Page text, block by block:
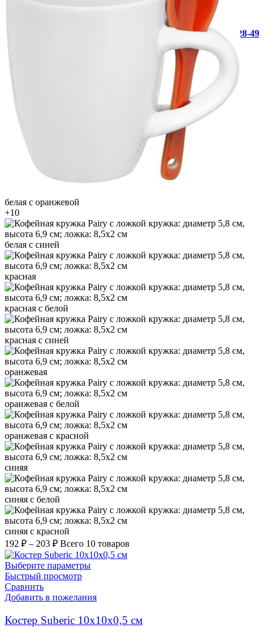
+7 (812) 946-28-49
белая с оранжевой
+10
белая с синей
красная
красная с белой
красная с синей
оранжевая
оранжевая с белой
оранжевая с красной
синяя
синяя с белой
синяя с красной
192 ₽ – 203 ₽ Всего 10 товаров
Выберите параметры
Быстрый просмотр
Сравнить
Добавить в пожелания
Костер Suberic 10х10х0,5 см